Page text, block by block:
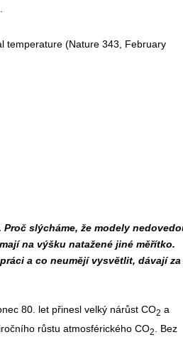
temperature (Nature 343, February
slýcháme, že modely
na výšku natažené jiné měřítko.
a co neumějí vysvětlit, dávají za
80. let přinesl velký nárůst CO2 a
růstu atmosférického CO2
. Bez